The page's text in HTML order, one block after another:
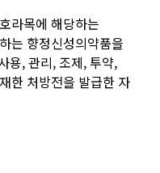
라목에 해당하는
는 향정신성의약품을
용, 관리, 조제, 투약,
한 처방전을 발급한 자